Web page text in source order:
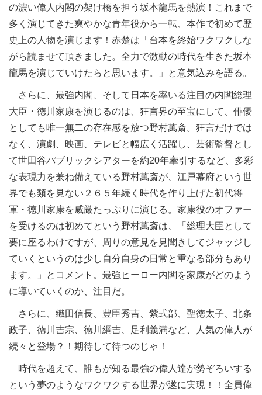
の濃い偉人内閣の架け橋を担う坂本龍馬を熱演！これまで
多く演じてきた爽やかな青年役から一転、本作で初めて歴
史上の人物を演じます！赤楚は「台本を終始ワクワクしな
がら読ませて頂きました。全力で激動の時代を生きた坂本
龍馬を演じていけたらと思います。」と意気込みを語る。
さらに、最強内閣、そして日本を率いる注目の内閣総理
大臣・徳川家康を演じるのは、狂言界の至宝にして、俳優
としても唯一無二の存在感を放つ野村萬斎。狂言だけでは
なく、演劇、映画、テレビと幅広く活躍し、芸術監督とし
て世田谷パブリックシアターを約20年牽引するなど、多彩
な表現力を兼ね備えている野村萬斎が、江戸幕府という世
界でも類を見ない２６５年続く時代を作り上げた初代将
軍・徳川家康を威厳たっぷりに演じる。家康役のオファー
を受けるのは初めてという野村萬斎は、「総理大臣として
要に座るわけですが、周りの意見を見聞きしてジャッジし
ていくというのは少し自分自身の日常と重なる部分もあり
ます。」とコメント。最強ヒーロー内閣を家康がどのよう
に導いていくのか、注目だ。
さらに、織田信長、豊臣秀吉、紫式部、聖徳太子、北条
政子、徳川吉宗、徳川綱吉、足利義満など、人気の偉人が
続々と登場？！期待して待つのじゃ！
時代を超えて、誰もが知る最強の偉人達が勢ぞろいする
という夢のようなワクワクする世界が遂に実現！！全員偉